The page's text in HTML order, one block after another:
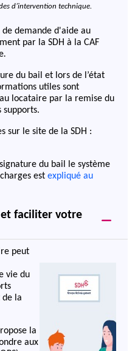
d’intervention technique.
de demande d'aide au
par la SDH à la CAF
.
du bail et lors de l’état
utiles sont
locataire par la remise du
sur le site de la SDH :
du bail le système
est expliqué au
et faciliter votre
peut
vie du
de la
la
aux